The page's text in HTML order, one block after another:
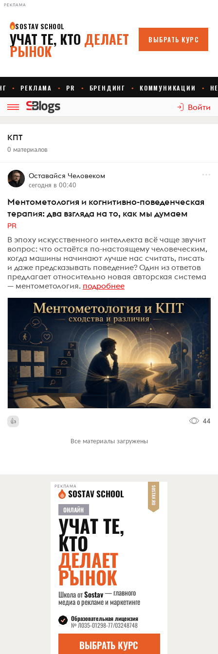
РЕКЛАМА
Войти
КПТ
0 материалов
Оставайся Человеком
сегодня в 00:40
Ментометология и когнитивно-поведенческая
терапия: два взгляда на то, как мы думаем
PR
В эпоху искусственного интеллекта всё чаще звучит
вопрос: что остаётся по-настоящему человеческим,
когда машины начинают лучше нас считать, писать
и даже предсказывать поведение? Один из ответов
предлагает относительно новая авторская система
— ментометология. подробнее
44
Все материалы загружены
РЕКЛАМА